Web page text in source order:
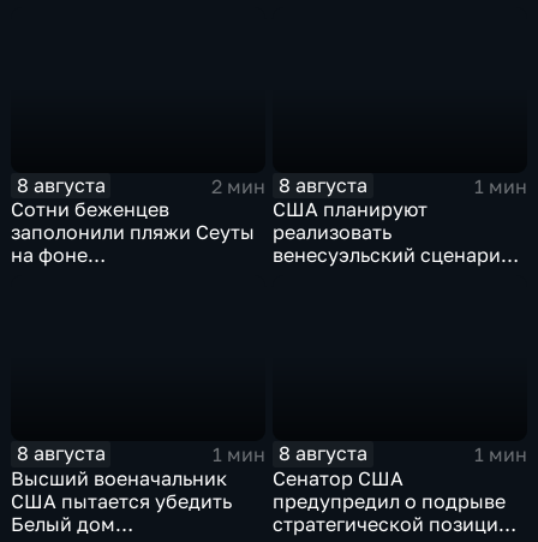
8 августа
2 мин
Сотни беженцев
заполонили пляжи Сеуты
на фоне
8 августа
1 мин
США планируют
реализовать
венесуэльский сценарий
8 августа
1 мин
Высший военачальник
США пытается убедить
Белый дом
8 августа
1 мин
Сенатор США
предупредил о подрыве
стратегической позиции